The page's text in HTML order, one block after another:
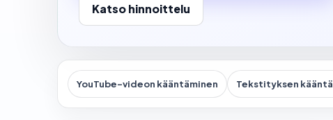
Katso hinnoittelu
YouTube-videon kääntäminen Tekstityksen